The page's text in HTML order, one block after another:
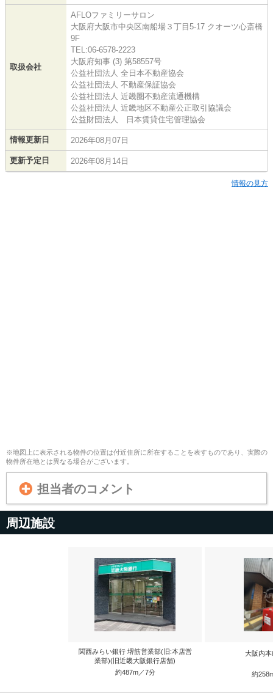
取扱会社
AFLOファミリーサロン
大阪府大阪市中央区南船場３丁目5-17 クオーツ心斎橋
9F
TEL:06-6578-2223
大阪府知事 (3) 第58557号
公益社団法人 全日本不動産協会
公益社団法人 不動産保証協会
公益社団法人 近畿圏不動産流通機構
公益社団法人 近畿地区不動産公正取引協議会
公益財団法人 日本賃貸住宅管理協会
情報更新日 2026年08月07日
更新予定日 2026年08月14日
情報の見方
※地図上に表示される物件の位置は付近住所に所在することを表すものであり、実際の
物件所在地とは異なる場合がございます。
担当者のコメント
周辺施設
関西みらい銀行 堺筋営業部(旧:本店営
業部)(旧近畿大阪銀行店舗)
約487m／7分
大阪内
約